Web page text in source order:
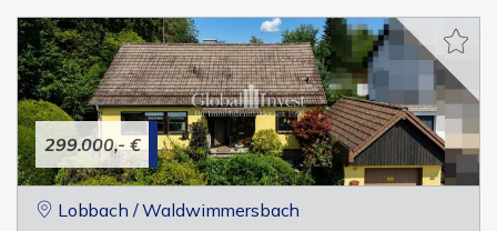
299.000,- €
Lobbach / Waldwimmersbach